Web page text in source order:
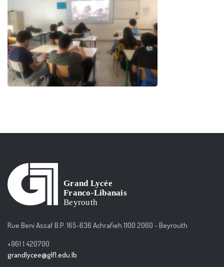
Rue Beni Assaf B.P. 165-636 Achrafieh 1100 2060 - Beyrouth
+961 1 420700
grandlycee@glfl.edu.lb